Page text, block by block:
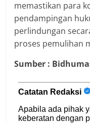
memastikan para
pendampingan
perlindungan
proses pemulihan
Sumber :